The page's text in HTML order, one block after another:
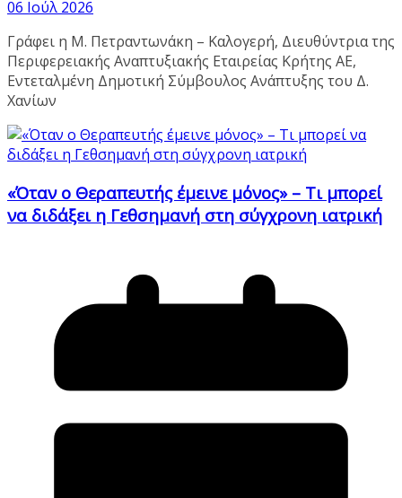
06 Ιούλ 2026
Γράφει η Μ. Πετραντωνάκη – Καλογερή, Διευθύντρια της
Περιφερειακής Αναπτυξιακής Εταιρείας Κρήτης ΑΕ,
Εντεταλμένη Δημοτική Σύμβουλος Ανάπτυξης του Δ.
Χανίων
«Όταν ο Θεραπευτής έμεινε μόνος» – Τι μπορεί
να διδάξει η Γεθσημανή στη σύγχρονη ιατρική